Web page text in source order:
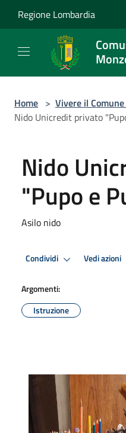
Regione Lombardia
Home > Vivere il Comune
Nido Unicredit privato
Nido
"Pupo e
Asilo nido
Condividi Vedi azioni
Argomenti:
Istruzione